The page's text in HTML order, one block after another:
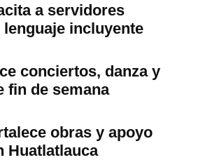
a servidores
incluyente
conciertos, danza y
fin de semana
obras y apoyo
Huatlatlauca